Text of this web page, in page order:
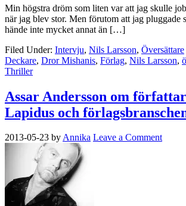
Min högstra dröm som liten var att jag skulle
när jag blev stor. Men förutom att jag pluggade
hände inte mycket annat än […]
Filed Under: Intervju, Nils Larsson, Översättare
Deckare, Dror Mishanis, Förlag, Nils Larsson,
Thriller
Assar Andersson om
Lapidus och
2013-05-23 byAnnika Leave a Comment